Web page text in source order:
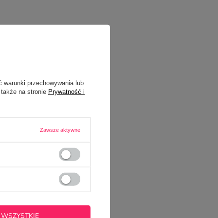
warunki przechowywania lub
na stronie Prywatność i
Zawsze aktywne